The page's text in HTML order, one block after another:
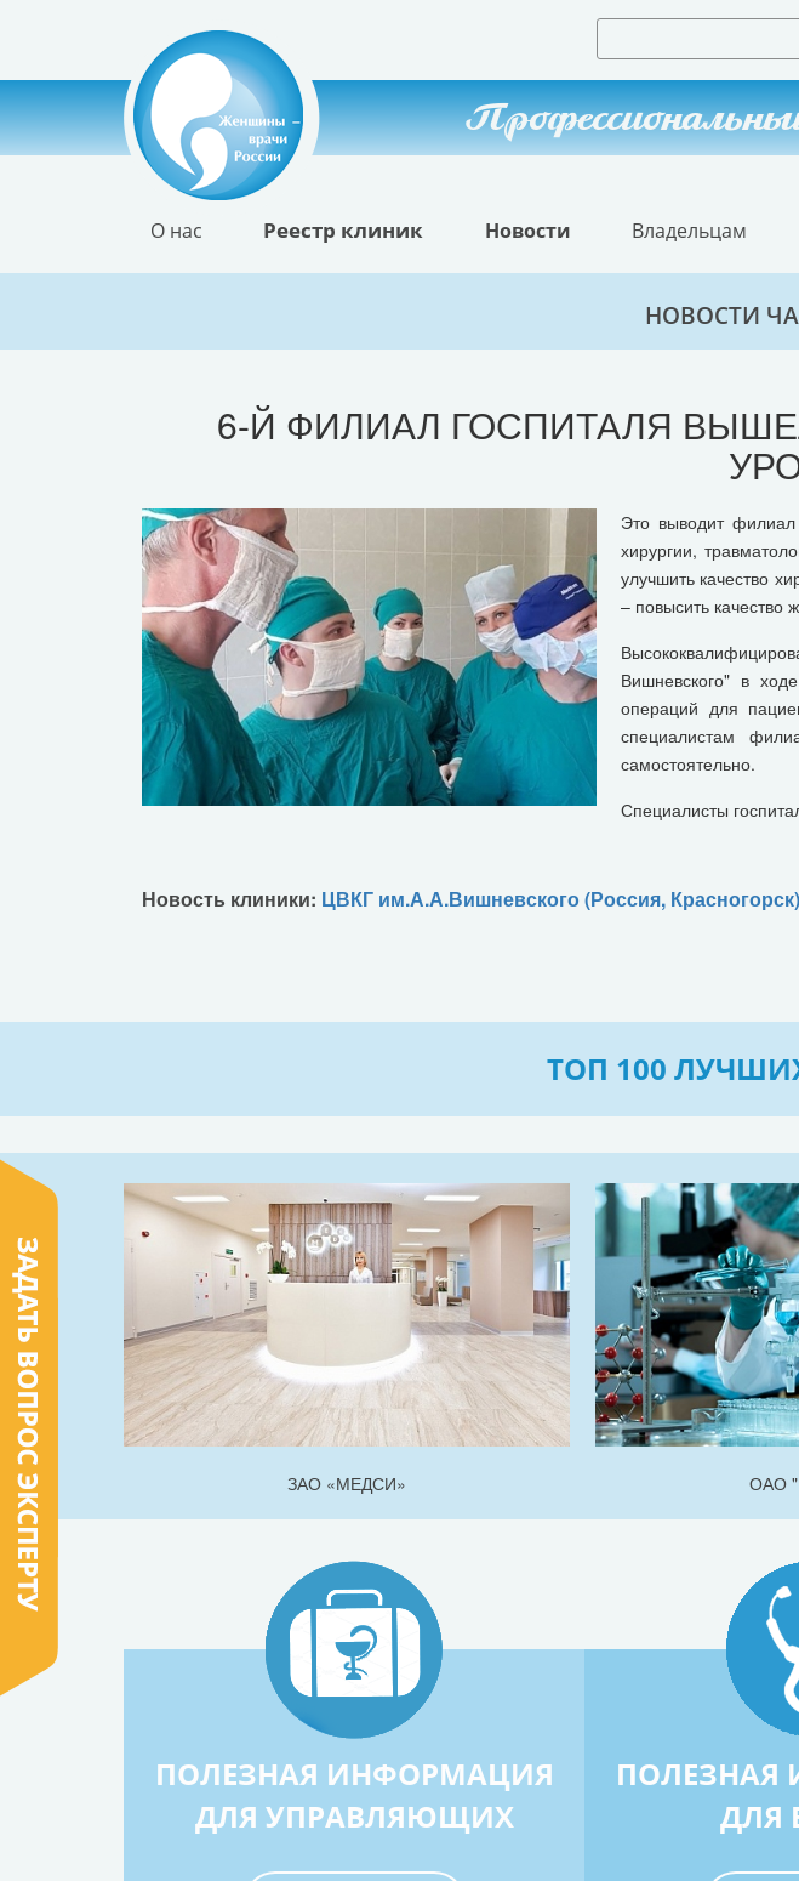
О нас Реестр клиник Новости Владельцам
НОВОСТИ
6-Й ФИЛИАЛ ГОСПИТАЛЯ
Это выводит филиал
хирургии,
улучшить качество
– повысить качество
Вишневского" в
операций для
специалистам
самостоятельно.
Специалисты
Новость клиники: ЦВКГ им.А.А.Вишневского (Россия, Красногорск)
ТОП 100
ЗАО «МЕДСИ» ОАО
ПОЛЕЗНАЯ ИНФОРМАЦИЯ
ДЛЯ УПРАВЛЯЮЩИХ
ДЛЯ